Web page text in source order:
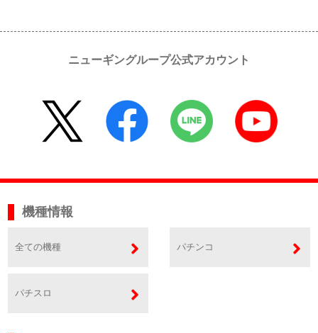
ニューギングループ公式アカウント
機種情報
全ての機種 パチンコ
パチスロ